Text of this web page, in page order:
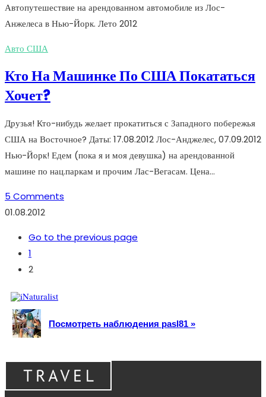
Автопутешествие на арендованном автомобиле из Лос-
Анжелеса в Нью-Йорк. Лето 2012
Авто США
Кто На Машинке По США Покататься
Хочет?
Друзья! Кто-нибудь желает прокатиться с Западного побережья
США на Восточное? Даты: 17.08.2012 Лос-Анджелес, 07.09.2012
Нью-Йорк! Едем (пока я и моя девушка) на арендованной
машине по нац.паркам и прочим Лас-Вегасам. Цена…
5 Comments
01.08.2012
Go to the previous page
1
2
Посмотреть наблюдения pasl81 »